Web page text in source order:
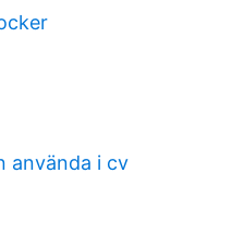
använda i cv